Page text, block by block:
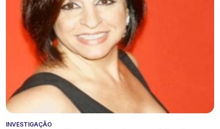
INVESTIGAÇÃO